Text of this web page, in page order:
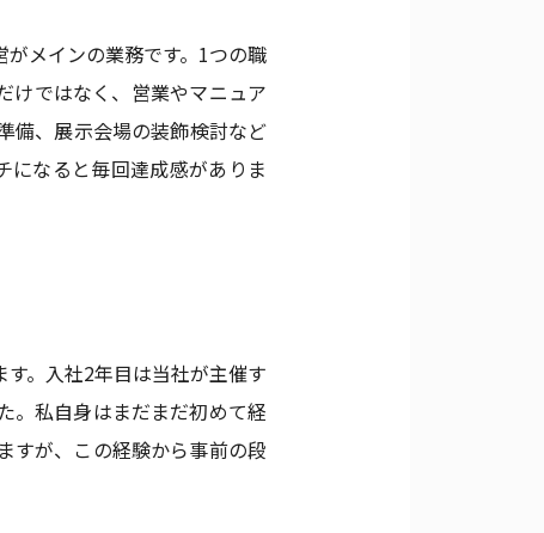
メインの業務です。1つの職
けではなく、営業やマニュア
備、展示会場の装飾検討など
になると毎回達成感がありま
。入社2年目は当社が主催す
。私自身はまだまだ初めて経
すが、この経験から事前の段